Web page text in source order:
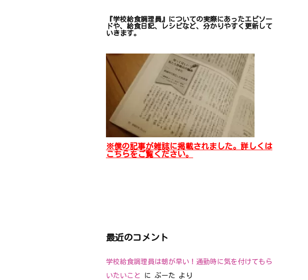
『学校給食調理員』についての実際にあったエピソー
ドや、 給食日記、レシピなど、 分かりやすく更新して
いきます。
※僕の記事が雑誌に掲載されました。詳しくは
こちらをご覧ください。
最近のコメント
学校給食調理員は朝が早い！通勤時に気を付けてもら
いたいこと
に ぷーた より